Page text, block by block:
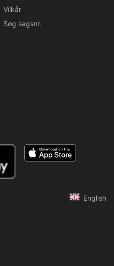
Vilkår
Søg sagsnr.
English